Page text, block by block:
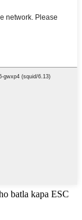
batla kapa ESC